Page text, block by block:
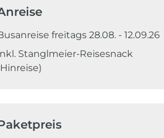
freitags 28.08. - 12.09.26
Stanglmeier-Reisesnack